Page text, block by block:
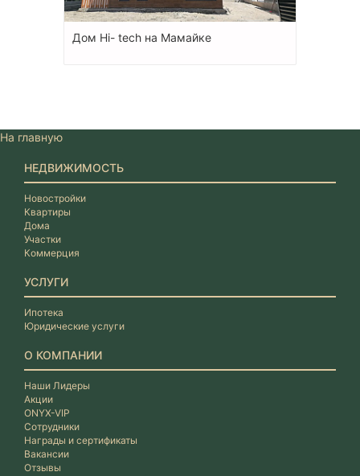
Дом Hi- tech на Мамайке
На главную
НЕДВИЖИМОСТЬ
Новостройки
Квартиры
Дома
Участки
Коммерция
УСЛУГИ
Ипотека
Юридические услуги
О КОМПАНИИ
Наши Лидеры
Акции
ONYX-VIP
Сотрудники
Награды и сертификаты
Вакансии
Отзывы